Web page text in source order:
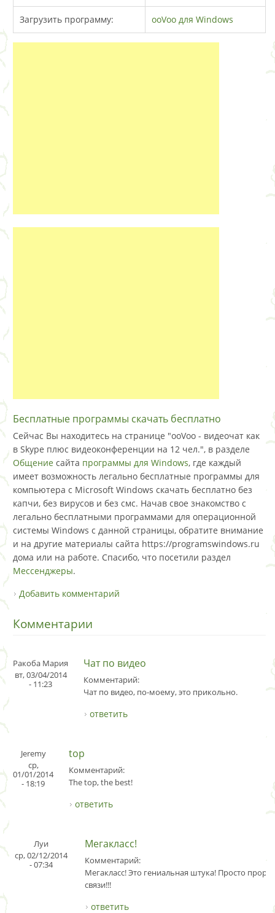
Загрузить программу: ooVoo для Windows
Бесплатные программы скачать бесплатно
Сейчас Вы находитесь на странице "ooVoo - видеочат как
в Skype плюс видеоконференции на 12 чел.", в разделе
Общение сайта программы для Windows, где каждый
имеет возможность легально бесплатные программы для
компьютера с Microsoft Windows скачать бесплатно без
капчи, без вирусов и без смс. Начав свое знакомство с
легально бесплатными программами для операционной
системы Windows с данной страницы, обратите внимание
и на другие материалы сайта https://programswindows.ru
дома или на работе. Спасибо, что посетили раздел
Мессенджеры.
Добавить комментарий
Комментарии
Ракоба Мария
вт, 03/04/2014
- 11:23
Чат по видео
Комментарий:
Чат по видео, по-моему, это прикольно.
ответить
Jeremy
ср,
01/01/2014
- 18:19
top
Комментарий:
The top, the best!
ответить
Луи
ср, 02/12/2014
- 07:34
Мегакласс!
Комментарий:
Мегакласс! Это гениальная штука! Просто
связи!!!
ответить